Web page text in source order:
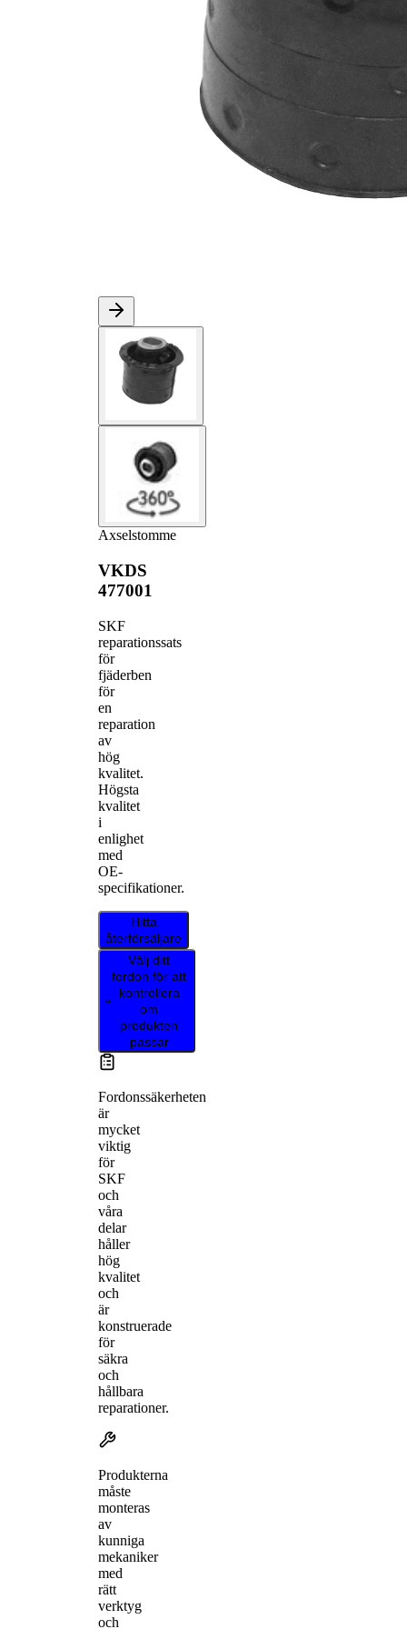
Axselstomme
VKDS
477001
SKF
reparationssats
för
fjäderben
för
en
reparation
av
hög
kvalitet.
Högsta
kvalitet
i
enlighet
med
OE-
specifikationer.
Hitta
återförsäljare
Välj ditt
fordon för att
kontrollera
om
produkten
passar
Fordonssäkerheten
är
mycket
viktig
för
SKF
och
våra
delar
håller
hög
kvalitet
och
är
konstruerade
för
säkra
och
hållbara
reparationer.
Produkterna
måste
monteras
av
kunniga
mekaniker
med
rätt
verktyg
och